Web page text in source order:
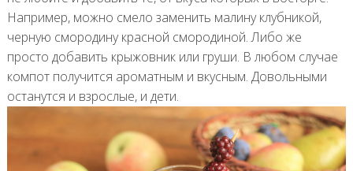
Например, можно смело заменить малину клубникой,
черную смородину красной смородиной. Либо же
просто добавить крыжовник или груши. В любом случае
компот получится ароматным и вкусным. Довольными
останутся и взрослые, и дети.